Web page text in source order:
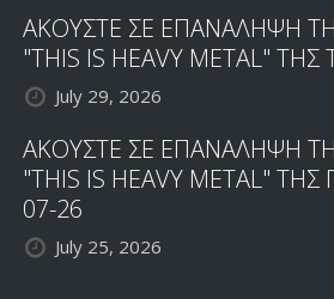
ΑΚΟΥΣΤΕ ΣΕ ΕΠΑΝΑΛΗΨΗ
"THIS IS HEAVY METAL"
July 29, 2026
ΑΚΟΥΣΤΕ ΣΕ ΕΠΑΝΑΛΗΨΗ
"THIS IS HEAVY METAL"
07-26
July 25, 2026